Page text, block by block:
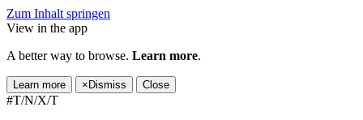
Zum Inhalt springen
View in the app
A better way to browse. Learn more.
Learn more × Dismiss Close
#T/N/X/T